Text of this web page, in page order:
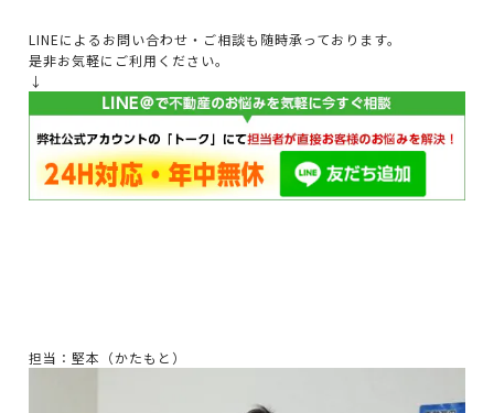
LINEによるお問い合わせ・ご相談も随時承っております。
是非お気軽にご利用ください。
↓
担当：堅本（かたもと）